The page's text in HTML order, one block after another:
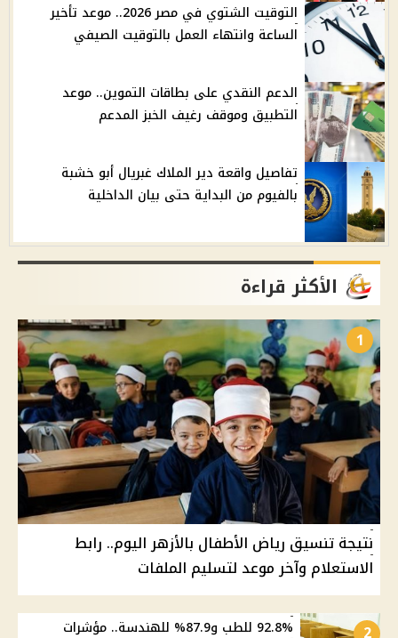
التوقيت الشتوي في مصر 2026.. موعد تأخير
الساعة وانتهاء العمل بالتوقيت الصيفي
الدعم النقدي على بطاقات التموين.. موعد
التطبيق وموقف رغيف الخبز المدعم
تفاصيل واقعة دير الملاك غبريال أبو خشبة
بالفيوم من البداية حتى بيان الداخلية
الأكثر قراءة
1
نتيجة تنسيق رياض الأطفال بالأزهر اليوم.. رابط
الاستعلام وآخر موعد لتسليم الملفات
92.8% للطب و87.9% للهندسة.. مؤشرات